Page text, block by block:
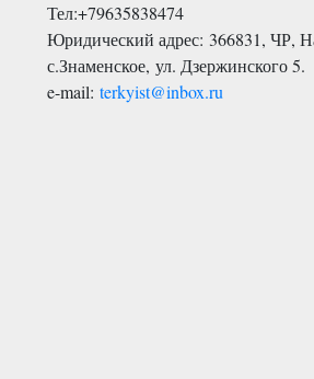
Тел:+79635838474
Юридический адрес: 366831, ЧР,
с.Знаменское, ул. Дзержинского 5.
e-mail: terkyist@inbox.ru